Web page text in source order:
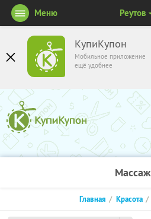
КупиКупон
Мобильное приложение
ещё удобнее
Меню Реутов
Массаж
Главная Красота